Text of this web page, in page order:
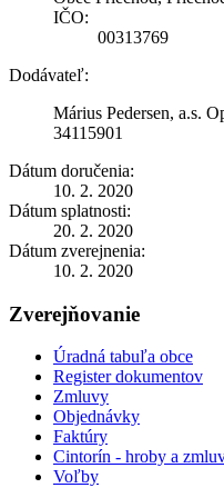
IČO:
00313769
Dodávateľ:
Márius Pedersen, a.s.
34115901
Dátum doručenia:
10. 2. 2020
Dátum splatnosti:
20. 2. 2020
Dátum zverejnenia:
10. 2. 2020
Zverejňovanie
Úradná tabuľa obce
Register dokumentov
Zmluvy
Objednávky
Faktúry
Cintorín - hroby a
Voľby